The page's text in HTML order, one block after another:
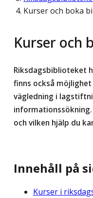
Kurser och boka
Kurser och
Riksdagsbiblioteket
finns också
vägledning i
och vilken hjälp du
Innehåll på
Kurser i